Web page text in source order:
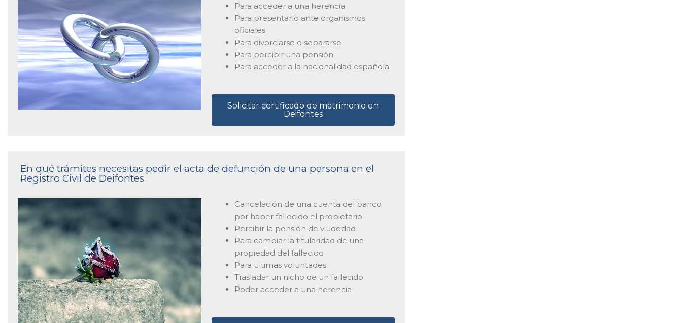
Para acceder a una herencia
Para presentarlo ante organismos
oficiales
Para divorciarse o separarse
Para percibir una pensión
Para acceder a la nacionalidad española
Solicitar certificado de matrimonio en
Deifontes
En qué trámites necesitas pedir el acta de defunción de una persona en el
Registro Civil de Deifontes
Cancelación de una cuenta del banco
por haber fallecido el propietario
Percibir la pensión de viudedad
Para cambiar la titularidad de una
propiedad del fallecido
Para ultimas voluntades
Trasladar un nicho de un fallecido
Poder acceder a una herencia